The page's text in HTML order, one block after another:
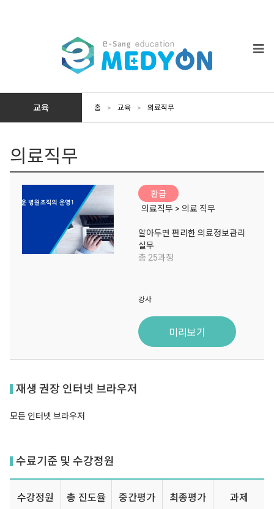
교육 홈 > 교육 > 의료직무
의료직무
환급
의료직무 > 의료 직무
알아두면 편리한 의료정보관리
실무
총 25과정
강사
미리보기
재생 권장 인터넷 브라우저
모든 인터넷 브라우저
수료기준 및 수강정원
수강정원 총 진도율 중간평가 최종평가 과제